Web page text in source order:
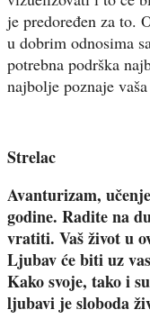
je predoređen za to.
u dobrim odnosima
potrebna podrška
najbolje poznaje
Strelac
Avanturizam,
godine. Radite na
vratiti. Vaš život u
Ljubav će biti uz
Kako svoje, tako i
ljubavi je sloboda